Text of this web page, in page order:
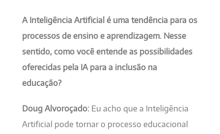
A Inteligência Artificial é uma tendência para os
processos de ensino e aprendizagem. Nesse
sentido, como você entende as possibilidades
oferecidas pela IA para a inclusão na
educação?
Doug Alvoroçado: Eu acho que a Inteligência
Artificial pode tornar o processo educacional